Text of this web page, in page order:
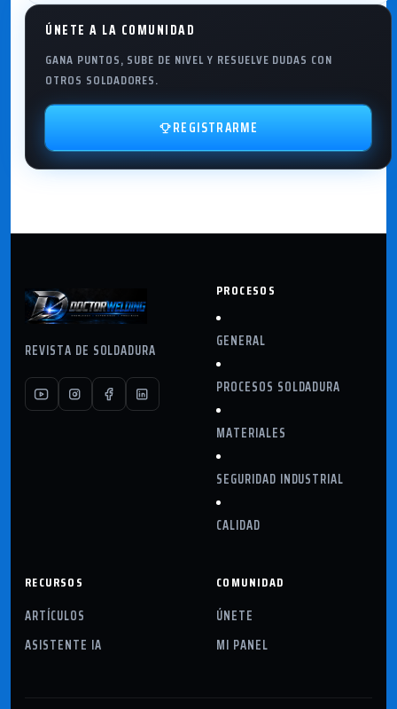
ÚNETE A LA COMUNIDAD
GANA PUNTOS, SUBE DE NIVEL Y RESUELVE DUDAS CON
OTROS SOLDADORES.
REGISTRARME
REVISTA DE SOLDADURA
PROCESOS
GENERAL
PROCESOS SOLDADURA
MATERIALES
SEGURIDAD INDUSTRIAL
CALIDAD
RECURSOS
ARTÍCULOS
ASISTENTE IA
COMUNIDAD
ÚNETE
MI PANEL